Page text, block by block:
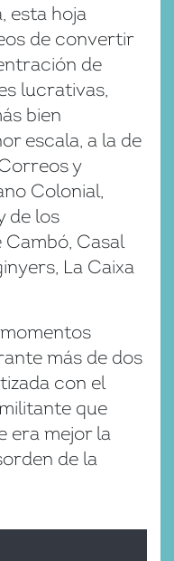
esta hoja
de convertir
de
lucrativas,
bien
escala, a la de
y
Colonial,
de los
Cambó, Casal
La Caixa
más de dos
con el
que
era mejor la
de la